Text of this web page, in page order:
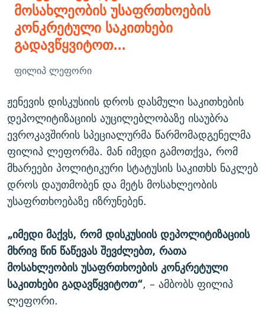
მოსახლეობის უსაფრთხოების
კონკრეტული საკითხები
გადავწყვიტოთ...
ფილიპ ლეფორი
ჟენევის დისკუსიის დროს დასმული საკითხების
დეპოლიტიზაციის აუცილებლობაზე ისაუბრა
ევროკავშირის სპეციალურმა წარმომადგენელმა
ფილიპ ლეფორმა. მან იმედი გამოთქვა, რომ
მხარეები პოლიტიკური სტატუსის საკითხს ნაკლებ
დროს დაუთმობენ და მეტს მოსახლეობის
უსაფრთხოებაზე იზრუნებენ.
„იმედი მაქვს, რომ დისკუსიის დეპოლიტიზაციის
მხრივ წინ წაწევას შევძლებთ, რათა
მოსახლეობის უსაფრთხოების კონკრეტული
საკითხები გადავწყვიტოთ“, – ამბობს ფილიპ
ლეფორი.